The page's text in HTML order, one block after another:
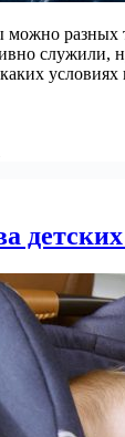
можно
служили,
детских